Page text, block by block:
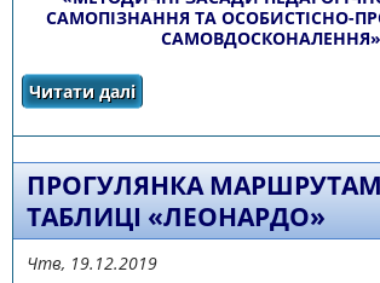
САМОПІЗНАННЯ ТА ОСОБИСТІСНО-
САМОВДОСКОНАЛЕННЯ»
Читати далі
ПРОГУЛЯНКА
ТАБЛИЦІ «ЛЕОНАРДО»
Чтв, 19.12.2019